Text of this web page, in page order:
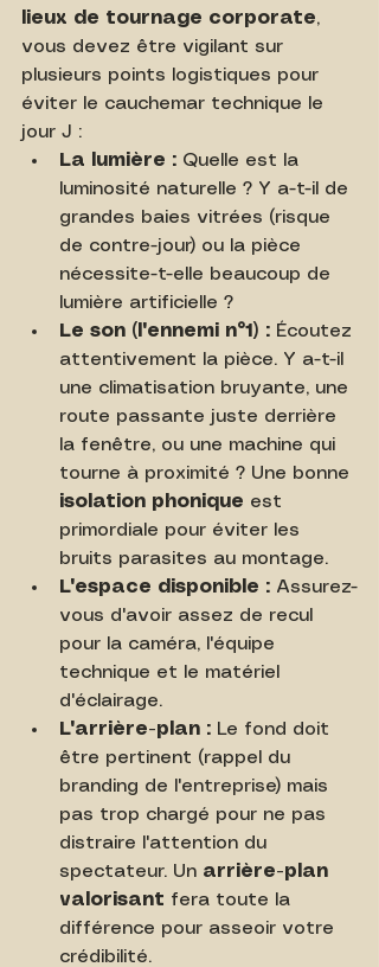
lieux de tournage corporate,
vous devez être vigilant sur
plusieurs points logistiques pour
éviter le cauchemar technique le
jour J :
La lumière : Quelle est la
luminosité naturelle ? Y a-t-il de
grandes baies vitrées (risque
de contre-jour) ou la pièce
nécessite-t-elle beaucoup de
lumière artificielle ?
Le son (l'ennemi n°1) : Écoutez
attentivement la pièce. Y a-t-il
une climatisation bruyante, une
route passante juste derrière
la fenêtre, ou une machine qui
tourne à proximité ? Une bonne
isolation phonique est
primordiale pour éviter les
bruits parasites au montage.
L'espace disponible : Assurez-
vous d'avoir assez de recul
pour la caméra, l'équipe
technique et le matériel
d'éclairage.
L'arrière-plan : Le fond doit
être pertinent (rappel du
branding de l'entreprise) mais
pas trop chargé pour ne pas
distraire l'attention du
spectateur. Un arrière-plan
valorisant fera toute la
différence pour asseoir votre
crédibilité.